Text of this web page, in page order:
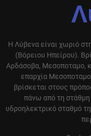
Η Λύβενα είναι χωριό
(Βόρειου Ηπείρου).
Αρδάσοβα, Μεσοποταμο,
επαρχία
βρίσκεται στους
πάνω από τη στάθμη
υδροηλεκτρικό σταθμό